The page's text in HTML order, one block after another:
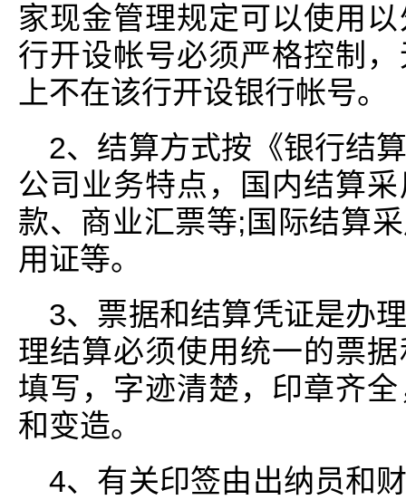
家现金管理规定可以使用
行开设帐号必须严格控制
上不在该行开设银行帐号。
2、结算方式按《银行结
公司业务特点，国内结算
款、商业汇票等;国际结算
用证等。
3、票据和结算凭证是办
理结算必须使用统一的票
填写，字迹清楚，印章齐
和变造。
4、有关印签由出纳员和